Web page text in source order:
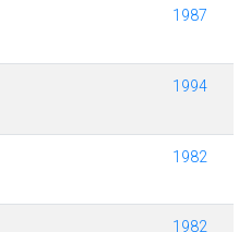
1987
1994
1982
1982